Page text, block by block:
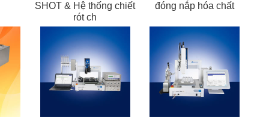
SHOT & Hệ thống chiết
rót ch
đóng nắp hóa chất